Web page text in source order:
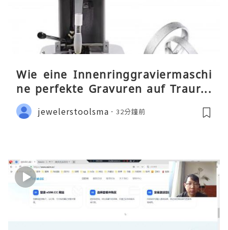
Wie eine Innenringgraviermaschi
ne perfekte Gravuren auf Traurin
gen ermöglicht
jewelerstoolsma 32分鐘前